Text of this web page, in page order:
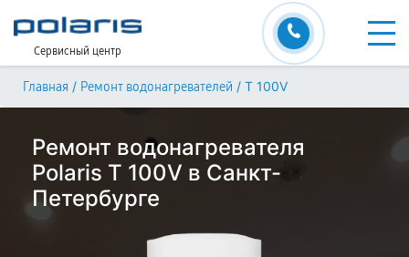
Сервисный центр
Главная / Ремонт водонагревателей / T 100V
Ремонт водонагревателя
Polaris T 100V в Санкт-
Петербурге